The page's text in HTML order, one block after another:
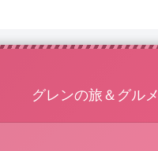
グレンの旅＆グルメ